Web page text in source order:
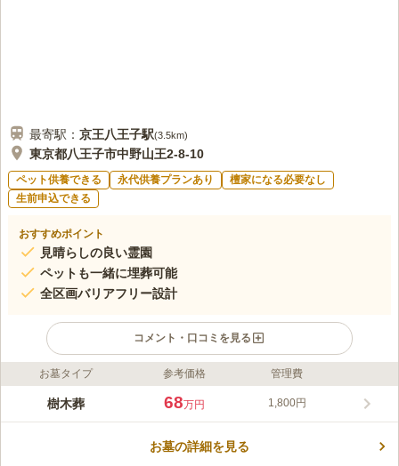
最寄駅： 京王八王子駅(3.5km)
東京都八王子市中野山王2-8-10
ペット供養できる 永代供養プランあり
檀家になる必要なし
生前申込できる
おすすめポイント
見晴らしの良い霊園
ペットも一緒に埋葬可能
全区画バリアフリー設計
コメント・口コミを見る
ライフドット編集部のコメント
緑に囲まれた高台に位置し、全域が南斜面で、陽当たり良好で
す。 富士山を眺望できます。故人は東京にいながら富士山に見
も行き届いているので、どこを取っても明るく清潔です。お花や
お墓タイプ 参考価格 管理費
樹木葬 68万円 1,800円
お墓の詳細を見る